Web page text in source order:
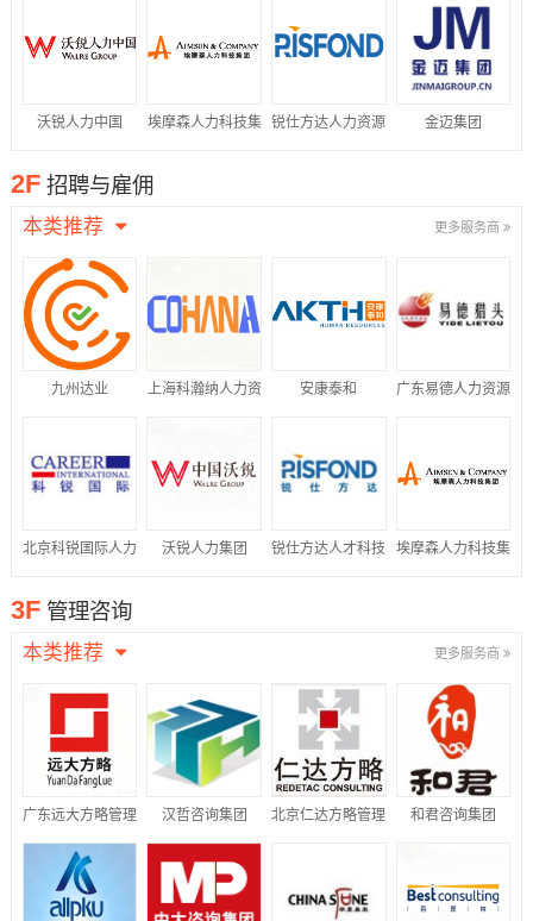
沃锐人力中国 埃摩森人力科技集 锐仕方达人力资源 金迈集团
2F 招聘与雇佣
本类推荐 更多服务商
九州达业 上海科瀚纳人力资 安康泰和 广东易德人力资源
北京科锐国际人力 沃锐人力集团 锐仕方达人才科技 埃摩森人力科技集
3F 管理咨询
本类推荐 更多服务商
广东远大方略管理
咨询有限公司
汉哲咨询集团 北京仁达方略管理 和君咨询集团